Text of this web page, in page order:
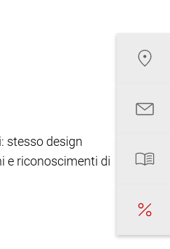
stesso design
e riconoscimenti di